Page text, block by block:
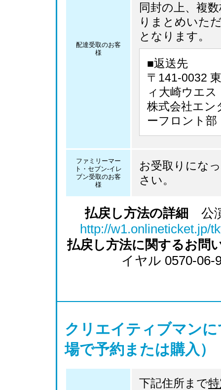
配達受取のお客
様
同封の上、複
りまとめいた
となります。
■返送先
〒141-0032
ィ大崎ウエ
株式会社エ
ーフロント部
ファミリーマー
ト・セブン-イレ
ブン受取のお客
様
お受取りにな
さい。
払戻し方法の詳細 公
http://w1.onlineticket.jp/
払戻し方法に関するお問
イヤル 0570-06-
クリエイティブマン
場で予約または購入）
下記住所まで